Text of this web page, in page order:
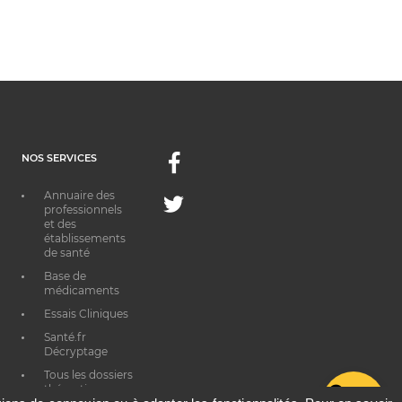
NOS SERVICES
Annuaire des
professionnels
et des
établissements
de santé
Base de
médicaments
Essais Cliniques
Santé.fr
Décryptage
Tous les dossiers
thématiques
Facebook
Twitter